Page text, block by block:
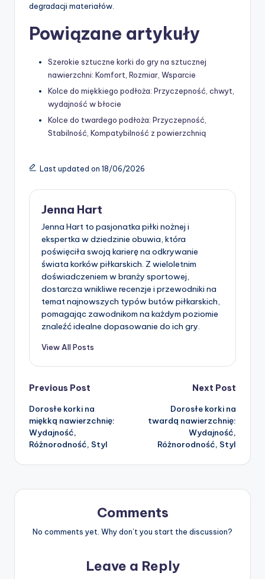
degradacji materiałów.
Powiązane artykuły
Szerokie sztuczne korki do gry na sztucznej
nawierzchni: Komfort, Rozmiar, Wsparcie
Kolce do miękkiego podłoża: Przyczepność, chwyt,
wydajność w błocie
Kolce do twardego podłoża: Przyczepność,
Stabilność, Kompatybilność z powierzchnią
Last updated on 18/06/2026
Jenna Hart
Jenna Hart to pasjonatka piłki nożnej i
ekspertka w dziedzinie obuwia, która
poświęciła swoją karierę na odkrywanie
świata korków piłkarskich. Z wieloletnim
doświadczeniem w branży sportowej,
dostarcza wnikliwe recenzje i przewodniki na
temat najnowszych typów butów piłkarskich,
pomagając zawodnikom na każdym poziomie
znaleźć idealne dopasowanie do ich gry.
View All Posts
Post
navigation
Previous Post
Dorosłe korki na
miękką nawierzchnię:
Wydajność,
Różnorodność, Styl
Next Post
Dorosłe korki na
twardą nawierzchnię:
Wydajność,
Różnorodność, Styl
Comments
No comments yet. Why don’t you start the discussion?
Leave a Reply